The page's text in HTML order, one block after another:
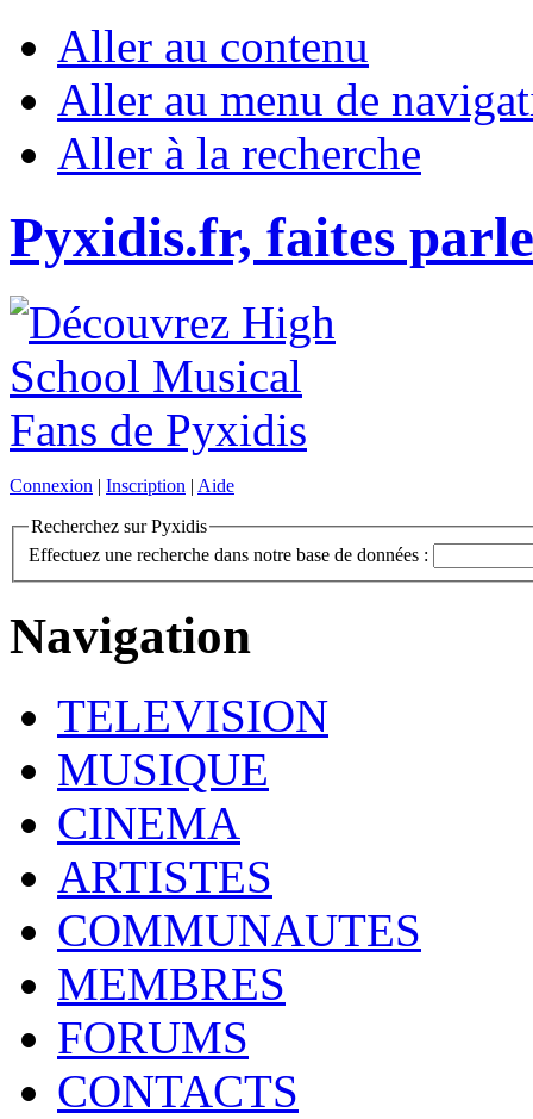
Aller au contenu
Aller au menu de
Aller à la recherche
Pyxidis.fr, faites
Connexion | Inscription | Aide
Recherchez sur Pyxidis
Effectuez une recherche dans notre base de données :
Navigation
TELEVISION
MUSIQUE
CINEMA
ARTISTES
COMMUNAUTES
MEMBRES
FORUMS
CONTACTS